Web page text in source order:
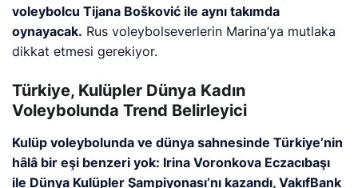
voleybolcu Tijana Bošković ile aynı takımda
oynayacak. Rus voleybolseverlerin Marina’ya mutlaka
dikkat etmesi gerekiyor.
Türkiye, Kulüpler Dünya Kadın
Voleybolunda Trend Belirleyici
Kulüp voleybolunda ve dünya sahnesinde Türkiye’nin
hâlâ bir eşi benzeri yok: Irina Voronkova Eczacıbaşı
ile Dünya Kulüpler Şampiyonası’nı kazandı, VakıfBank